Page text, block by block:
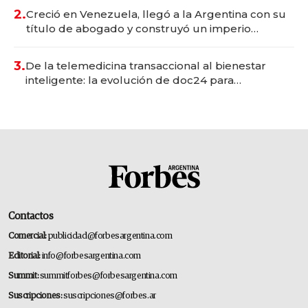
2.Creció en Venezuela, llegó a la Argentina con su
título de abogado y construyó un imperio
3.De la telemedicina transaccional al bienestar
inteligente: la evolución de doc24 para
Contactos
Comercial:publicidad@forbesargentina.com
Editorial:info@forbesargentina.com
Summit:summitforbes@forbesargentina.com
Suscripciones:suscripciones@forbes.ar